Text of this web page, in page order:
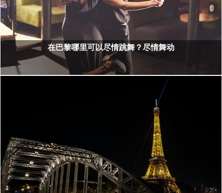
在巴黎哪里可以尽情跳舞？尽情舞动